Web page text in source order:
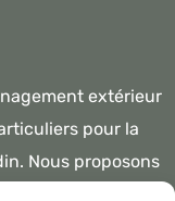
extérieur
pour la
Nous proposons